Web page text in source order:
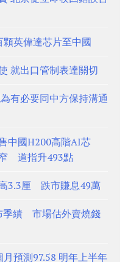
英偉達芯片至中國
就出口管制表達關切
有必要同中方保持溝通
中國H200高階AI芯
道指升493點
3.3厘 跌市賺息49萬
季績 市場估外賣燒錢
預測97.58 明年上半年